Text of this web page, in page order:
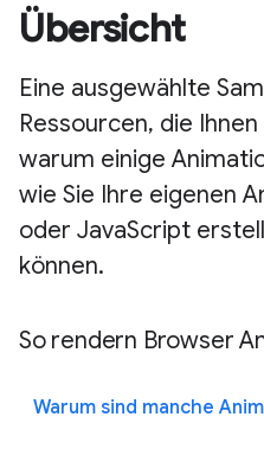
Übersicht
Eine ausgewählte
Ressourcen, die
warum einige
wie Sie Ihre eigenen
oder JavaScript
können.
So rendern Browser
Warum sind manche